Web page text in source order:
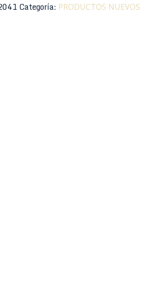
Categoría: PRODUCTOS NUEVOS